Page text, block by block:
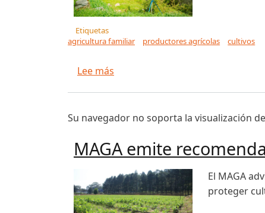
Etiquetas
agricultura familiar
productores agrícolas cultivos
Lee más
Su navegador no soporta la visualización
MAGA emite
El MAGA
proteger